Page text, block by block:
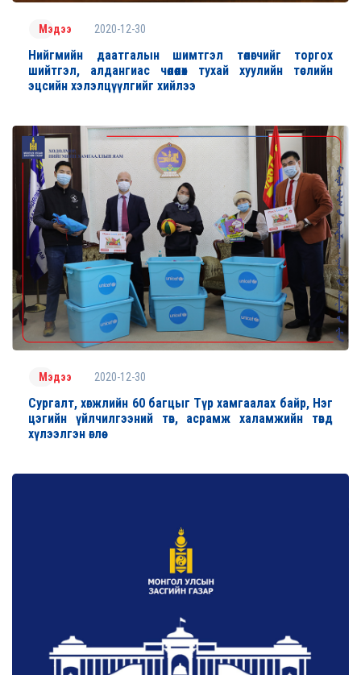
Мэдээ 2020-12-30
Нийгмийн даатгалын шимтгэл төлөгчийг торгох
шийтгэл, алдангиас чөлөөлөх тухай хуулийн төслийн
эцсийн хэлэлцүүлгийг хийлээ
Мэдээ 2020-12-30
Сургалт, хөгжлийн 60 багцыг Түр хамгаалах байр, Нэг
цэгийн үйлчилгээний төв, асрамж халамжийн төвд
хүлээлгэн өглөө